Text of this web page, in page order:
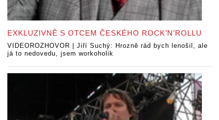
EXKLUZIVNĚ S OTCEM ČESKÉHO ROCK’N’ROLLU
VIDEOROZHOVOR | Jiří Suchý: Hrozně rád bych lenošil, ale
já to nedovedu, jsem workoholik